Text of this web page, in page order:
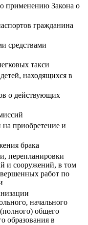
применению Закона о
гражданина
средствами
такси
находящихся в
о действующих
приобретение и
брака
перепланировки
и сооружений, в том
работ по
начального
общего
образования в